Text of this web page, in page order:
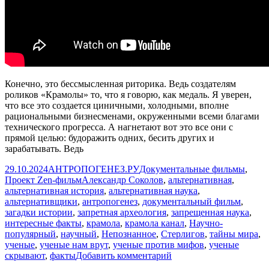
Конечно, это бессмысленная риторика. Ведь создателям
роликов «Крамолы» то, что я говорю, как медаль. Я уверен,
что все это создается циничными, холодными, вполне
рациональными бизнесменами, окруженными всеми благами
технического прогресса. А нагнетают вот это все они с
прямой целью: будоражить одних, бесить других и
зарабатывать. Ведь
Опубликовано
29.10.2024Автор
АНТРОПОГЕНЕЗ.РУРубрики
Документальные фильмы,
Проект Zen-фильмМетки
Александр Соколов, альтернативная,
альтернативная история, альтернативная наука,
альтернативщики, антропогенез, документальный фильм,
загадки истории, запретная археология, запрещенная наука,
интересные факты, крамола, крамола канал, Научно-
популярный, научный, Непознанное, Стерлигов, тайны мира,
ученые, ученые нам врут, ученые против мифов, ученые
скрывают, фактыДобавить комментарий